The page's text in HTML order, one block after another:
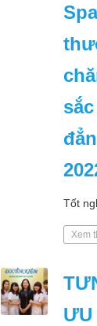
Tốt
Xem